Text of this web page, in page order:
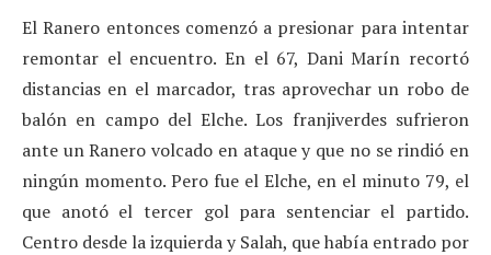
El Ranero entonces comenzó a presionar para intentar
remontar el encuentro. En el 67, Dani Marín recortó
distancias en el marcador, tras aprovechar un robo de
balón en campo del Elche. Los franjiverdes sufrieron
ante un Ranero volcado en ataque y que no se rindió en
ningún momento. Pero fue el Elche, en el minuto 79, el
que anotó el tercer gol para sentenciar el partido.
Centro desde la izquierda y Salah, que había entrado por